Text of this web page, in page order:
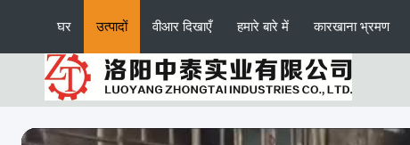
घर उत्पादों वीआर दिखाएँ हमारे बारे में कारखाना भ्रमण